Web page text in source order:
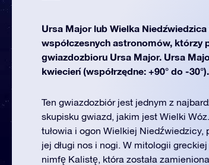
Ursa Major lub Wielka
współczesnych astronomów, którzy
gwiazdozbioru Ursa Major. Ursa
kwiecień (współrzędne: +90° do -30°).
Ten gwiazdozbiór jest jednym z
skupisku gwiazd, jakim jest Wielki
tułowia i ogon Wielkiej Niedźwiedzicy,
jej długi nos i nogi. W mitologii
nimfę Kalistę, która została